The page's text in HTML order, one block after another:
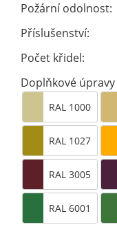
Požární odolnost:
Příslušenství:
Počet křidel:
Doplňkové úpravy
RAL 1000
RAL 1027
RAL 3005
RAL 6001